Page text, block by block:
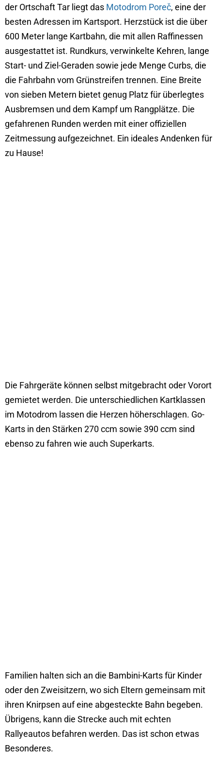
der Ortschaft Tar liegt das Motodrom Poreč, eine der
besten Adressen im Kartsport. Herzstück ist die über
600 Meter lange Kartbahn, die mit allen Raffinessen
ausgestattet ist. Rundkurs, verwinkelte Kehren, lange
Start- und Ziel-Geraden sowie jede Menge Curbs, die
die Fahrbahn vom Grünstreifen trennen. Eine Breite
von sieben Metern bietet genug Platz für überlegtes
Ausbremsen und dem Kampf um Rangplätze. Die
gefahrenen Runden werden mit einer offiziellen
Zeitmessung aufgezeichnet. Ein ideales Andenken für
zu Hause!
Die Fahrgeräte können selbst mitgebracht oder Vorort
gemietet werden. Die unterschiedlichen Kartklassen
im Motodrom lassen die Herzen höherschlagen. Go-
Karts in den Stärken 270 ccm sowie 390 ccm sind
ebenso zu fahren wie auch Superkarts.
Familien halten sich an die Bambini-Karts für Kinder
oder den Zweisitzern, wo sich Eltern gemeinsam mit
ihren Knirpsen auf eine abgesteckte Bahn begeben.
Übrigens, kann die Strecke auch mit echten
Rallyeautos befahren werden. Das ist schon etwas
Besonderes.